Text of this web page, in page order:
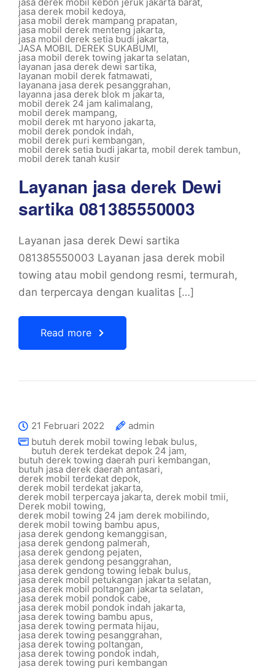
jasa derek mobil kedoya,
jasa mobil derek mampang prapatan,
jasa mobil derek menteng jakarta,
jasa mobil derek setia budi jakarta,
JASA MOBIL DEREK SUKABUMI,
jasa mobil derek towing jakarta selatan,
layanan jasa derek dewi sartika,
layanan mobil derek fatmawati,
layanana jasa derek pesanggrahan,
layanna jasa derek blok m jakarta,
mobil derek 24 jam kalimalang,
mobil derek mampang,
mobil derek mt haryono jakarta,
mobil derek pondok indah,
mobil derek puri kembangan,
mobil derek setia budi jakarta, mobil derek tambun,
mobil derek tanah kusir
Layanan jasa derek Dewi
sartika 081385550003
Layanan jasa derek Dewi sartika
081385550003 Layanan jasa derek mobil
towing atau mobil gendong resmi, termurah,
dan terpercaya dengan kualitas […]
Read more
21 Februari 2022
admin
butuh derek mobil towing lebak bulus,
butuh derek terdekat depok 24 jam,
butuh derek towing daerah puri kembangan,
butuh jasa derek daerah antasari,
derek mobil terdekat depok,
derek mobil terdekat jakarta,
derek mobil terpercaya jakarta, derek mobil tmii,
Derek mobil towing,
derek mobil towing 24 jam derek mobilindo,
derek mobil towing bambu apus,
jasa derek gendong kemanggisan,
jasa derek gendong palmerah,
jasa derek gendong pejaten,
jasa derek gendong pesanggrahan,
jasa derek gendong towing lebak bulus,
jasa derek mobil petukangan jakarta selatan,
jasa derek mobil poltangan jakarta selatan,
jasa derek mobil pondok cabe,
jasa derek mobil pondok indah jakarta,
jasa derek towing bambu apus,
jasa derek towing permata hijau,
jasa derek towing pesanggrahan,
jasa derek towing poltangan,
jasa derek towing pondok indah,
jasa derek towing puri kembangan